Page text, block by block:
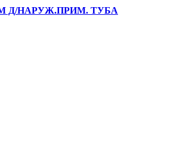
Д/НАРУЖ.ПРИМ. ТУБА